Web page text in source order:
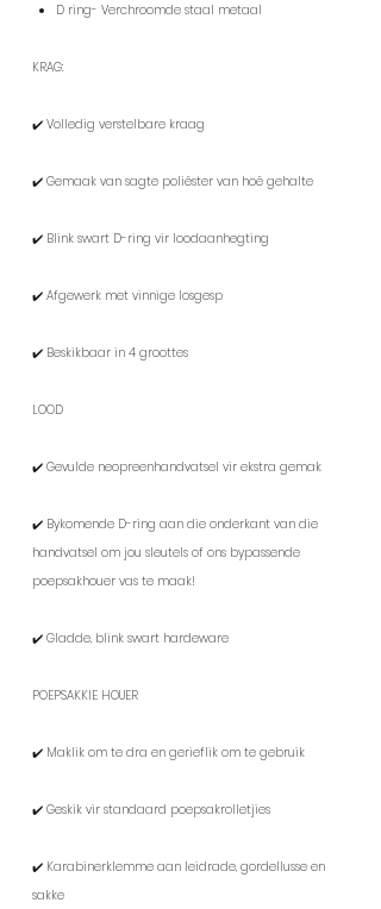
D ring- Verchroomde staal metaal
KRAG:
✔️ Volledig verstelbare kraag
✔️ Gemaak van sagte poliëster van hoë gehalte
✔️ Blink swart D-ring vir loodaanhegting
✔️ Afgewerk met vinnige losgesp
✔️ Beskikbaar in 4 groottes
LOOD
✔️ Gevulde neopreenhandvatsel vir ekstra gemak
✔️ Bykomende D-ring aan die onderkant van die
handvatsel om jou sleutels of ons bypassende
poepsakhouer vas te maak!
✔️ Gladde, blink swart hardeware
POEPSAKKIE HOUER
✔️ Maklik om te dra en gerieflik om te gebruik
✔️ Geskik vir standaard poepsakrolletjies
✔️ Karabinerklemme aan leidrade, gordellusse en
sakke